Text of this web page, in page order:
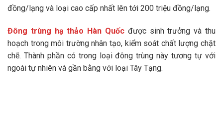
đồng/lạng và loại cao cấp nhất lên tới 200 triệu đồng/lạng.
Đông trùng hạ thảo Hàn Quốc được sinh trưởng và thu
hoạch trong môi trường nhân tạo, kiểm soát chất lượng chặt
chẽ. Thành phần có trong loại đông trùng này tương tự với
ngoài tự nhiên và gần bằng với loại Tây Tạng.